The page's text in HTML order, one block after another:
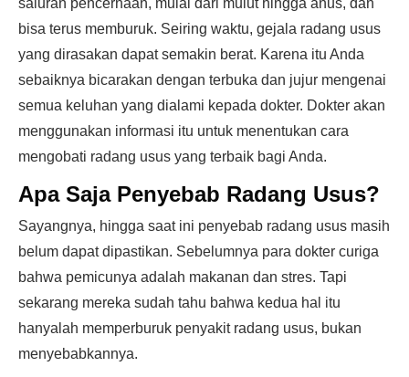
saluran pencernaan, mulai dari mulut hingga anus, dan
bisa terus memburuk. Seiring waktu, gejala radang usus
yang dirasakan dapat semakin berat. Karena itu Anda
sebaiknya bicarakan dengan terbuka dan jujur mengenai
semua keluhan yang dialami kepada dokter. Dokter akan
menggunakan informasi itu untuk menentukan cara
mengobati radang usus yang terbaik bagi Anda.
Apa Saja Penyebab Radang Usus?
Sayangnya, hingga saat ini penyebab radang usus masih
belum dapat dipastikan. Sebelumnya para dokter curiga
bahwa pemicunya adalah makanan dan stres. Tapi
sekarang mereka sudah tahu bahwa kedua hal itu
hanyalah memperburuk penyakit radang usus, bukan
menyebabkannya.